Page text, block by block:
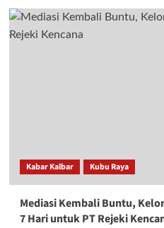
Kabar Kalbar Kubu Raya
Mediasi Kembali Buntu,
7 Hari untuk PT Rejeki